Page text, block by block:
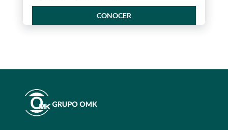
CONOCER